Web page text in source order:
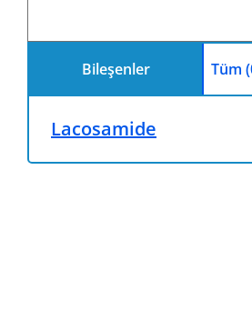
Bileşenler Tüm
Lacosamide